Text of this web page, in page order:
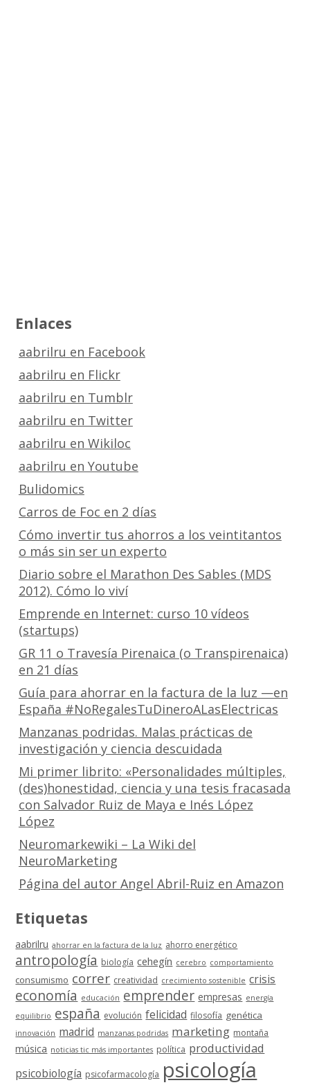
Enlaces
aabrilru en Facebook
aabrilru en Flickr
aabrilru en Tumblr
aabrilru en Twitter
aabrilru en Wikiloc
aabrilru en Youtube
Bulidomics
Carros de Foc en 2 días
Cómo invertir tus ahorros a los veintitantos
o más sin ser un experto
Diario sobre el Marathon Des Sables (MDS
2012). Cómo lo viví
Emprende en Internet: curso 10 vídeos
(startups)
GR 11 o Travesía Pirenaica (o Transpirenaica)
en 21 días
Guía para ahorrar en la factura de la luz —en
España #NoRegalesTuDineroALasElectricas
Manzanas podridas. Malas prácticas de
investigación y ciencia descuidada
Mi primer librito: «Personalidades múltiples,
(des)honestidad, ciencia y una tesis fracasada
con Salvador Ruiz de Maya e Inés López
López
Neuromarkewiki – La Wiki del
NeuroMarketing
Página del autor Angel Abril-Ruiz en Amazon
Etiquetas
aabrilru ahorrar en la factura de la luz ahorro energético
antropología biología cehegín cerebro comportamiento
consumismo correr creatividad crecimiento sostenible crisis
economía educación emprender empresas energía
equilibrio españa evolución felicidad filosofía genética
innovación madrid manzanas podridas marketing montaña
música noticias tic más importantes política productividad
psicobiología psicofarmacología psicología